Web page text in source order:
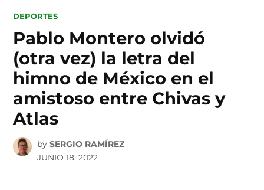
POSTED
DEPORTES
Pablo Montero olvidó
(otra vez) la letra del
himno de México en el
amistoso entre Chivas y
Atlas
by SERGIO RAMÍREZ
JUNIO 18, 2022